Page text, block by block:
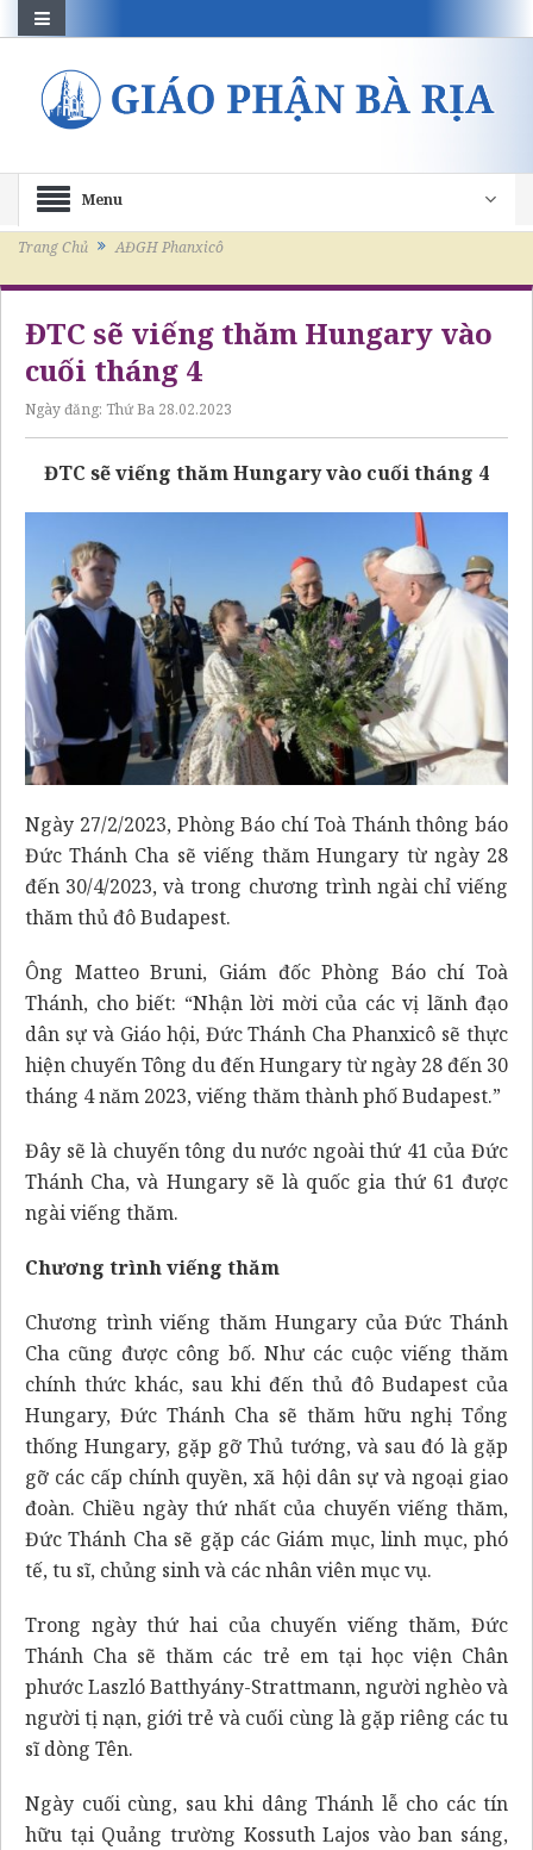
Menu
Trang Chủ AĐGH Phanxicô
ĐTC sẽ viếng thăm Hungary vào
cuối tháng 4
Ngày đăng: Thứ Ba 28.02.2023
ĐTC sẽ viếng thăm Hungary vào cuối tháng 4
Ngày 27/2/2023, Phòng Báo chí Toà Thánh thông báo
Đức Thánh Cha sẽ viếng thăm Hungary từ ngày 28
đến 30/4/2023, và trong chương trình ngài chỉ viếng
thăm thủ đô Budapest.
Ông Matteo Bruni, Giám đốc Phòng Báo chí Toà
Thánh, cho biết: “Nhận lời mời của các vị lãnh đạo
dân sự và Giáo hội, Đức Thánh Cha Phanxicô sẽ thực
hiện chuyến Tông du đến Hungary từ ngày 28 đến 30
tháng 4 năm 2023, viếng thăm thành phố Budapest.”
Đây sẽ là chuyến tông du nước ngoài thứ 41 của Đức
Thánh Cha, và Hungary sẽ là quốc gia thứ 61 được
ngài viếng thăm.
Chương trình viếng thăm
Chương trình viếng thăm Hungary của Đức Thánh
Cha cũng được công bố. Như các cuộc viếng thăm
chính thức khác, sau khi đến thủ đô Budapest của
Hungary, Đức Thánh Cha sẽ thăm hữu nghị Tổng
thống Hungary, gặp gỡ Thủ tướng, và sau đó là gặp
gỡ các cấp chính quyền, xã hội dân sự và ngoại giao
đoàn. Chiều ngày thứ nhất của chuyến viếng thăm,
Đức Thánh Cha sẽ gặp các Giám mục, linh mục, phó
tế, tu sĩ, chủng sinh và các nhân viên mục vụ.
Trong ngày thứ hai của chuyến viếng thăm, Đức
Thánh Cha sẽ thăm các trẻ em tại học viện Chân
phước Laszló Batthyány-Strattmann, người nghèo và
người tị nạn, giới trẻ và cuối cùng là gặp riêng các tu
sĩ dòng Tên.
Ngày cuối cùng, sau khi dâng Thánh lễ cho các tín
hữu tại Quảng trường Kossuth Lajos vào ban sáng,